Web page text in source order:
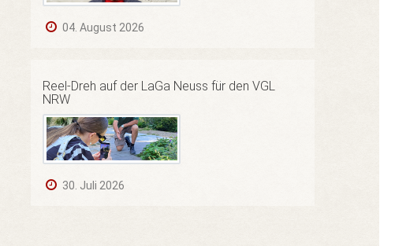
04. August 2026
Reel-Dreh auf der LaGa Neuss für den VGL
NRW
30. Juli 2026